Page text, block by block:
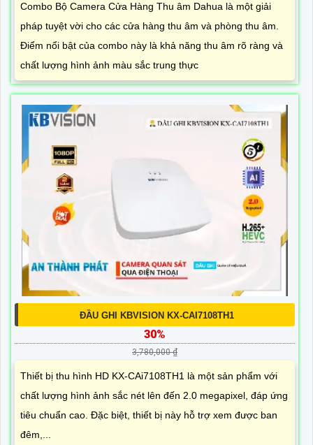
Combo Bộ Camera Cửa Hàng Thu âm Dahua là một giải
pháp tuyệt vời cho các cửa hàng thu âm và phòng thu âm.
Điểm nổi bật của combo này là khả năng thu âm rõ ràng và
chất lượng hình ảnh màu sắc trung thực
ĐẦU GHI KBVISION KX-CAI7108TH1
30%
3,780,000 ₫
Thiết bị thu hình HD KX-CAi7108TH1 là một sản phẩm với
chất lượng hình ảnh sắc nét lên đến 2.0 megapixel, đáp ứng
tiêu chuẩn cao. Đặc biệt, thiết bị này hỗ trợ xem được ban
đêm,...